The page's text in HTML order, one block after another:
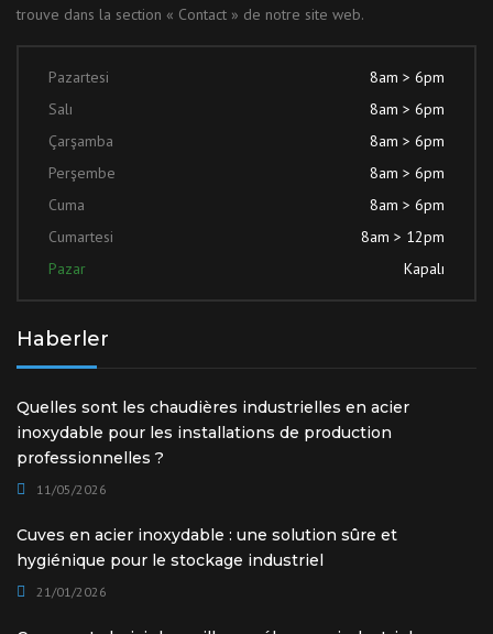
trouve dans la section « Contact » de notre site web.
Pazartesi
8am > 6pm
Salı
8am > 6pm
Çarşamba
8am > 6pm
Perşembe
8am > 6pm
Cuma
8am > 6pm
Cumartesi
8am > 12pm
Pazar
Kapalı
Haberler
Quelles sont les chaudières industrielles en acier
inoxydable pour les installations de production
professionnelles ?
11/05/2026
Cuves en acier inoxydable : une solution sûre et
hygiénique pour le stockage industriel
21/01/2026